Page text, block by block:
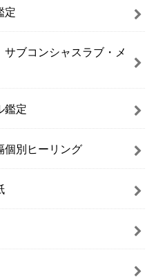
定
サブコンシャスラブ・メ
鑑定
個別ヒーリング